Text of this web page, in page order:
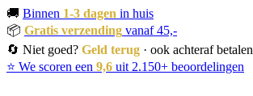
🚚 Binnen 1-3 dagen in huis
📦 Gratis verzending vanaf 45,-
🔄 Niet goed? Geld terug · ook achteraf betalen
⭐ We scoren een 9,6 uit 2.150+ beoordelingen